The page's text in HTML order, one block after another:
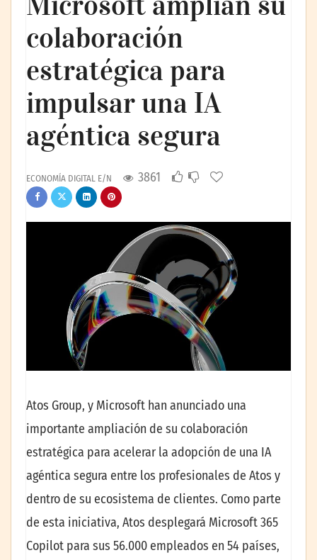
colaboración
estratégica para
impulsar una IA
agéntica segura
ECONOMÍA DIGITAL E/N 3861
Atos Group, y Microsoft han anunciado una
importante ampliación de su colaboración
estratégica para acelerar la adopción de una IA
agéntica segura entre los profesionales de Atos y
dentro de su ecosistema de clientes. Como parte
de esta iniciativa, Atos desplegará Microsoft 365
Copilot para sus 56.000 empleados en 54 países,